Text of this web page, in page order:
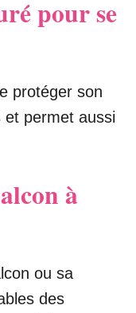
pour se
protéger son
et permet aussi
à
ou sa
des